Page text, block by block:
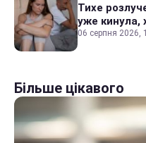
Тихе
уже кинула,
06 серпня 2026,
Більше цікавого